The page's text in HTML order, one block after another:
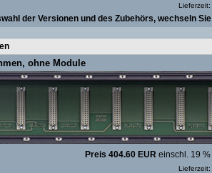
Lieferzeit:
der Versionen und des Zubehörs, wechseln
ohne Module
Preis 404.60 EUReinschl. 19 %
Lieferzeit: